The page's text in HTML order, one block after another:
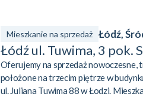
Mieszkanie na sprzedaż Łódź,
Łódź ul. Tuwima, 3 pok.
Oferujemy na sprzedaż nowoczesne,
położone na trzecim piętrze w
ul. Juliana Tuwima 88 w Łodzi.